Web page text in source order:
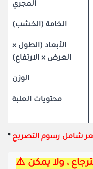
المجري
الخامة (الخشب)
الأبعاد (الطول ×
العرض × الارتفاع)
الوزن
محتويات العلبة
​* شامل رسوم التصريح
⚠️هذا المنتج غير قابل للاسترجاع ، ولا يمكن